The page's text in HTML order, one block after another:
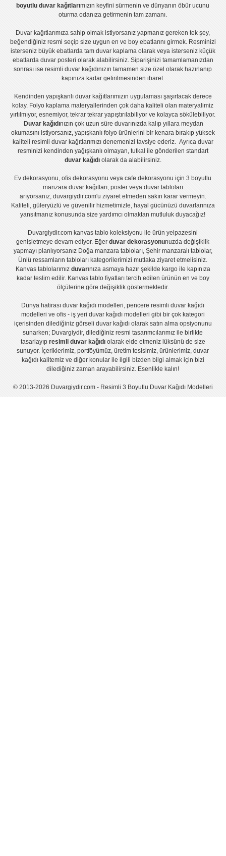
boyutlu duvar kağıtlarımızın keyfini sürmenin ve dünyanın öbür ucunu
oturma odanıza getirmenin tam zamanı.
Duvar kağıtlarımıza sahip olmak istiyorsanız yapmanız gereken tek şey,
beğendiğiniz resmi seçip size uygun en ve boy ebatlarını girmek. Resminizi
isterseniz büyük ebatlarda tam duvar kaplama olarak veya isterseniz küçük
ebatlarda duvar posteri olarak alabilirsiniz. Siparişinizi tamamlamanızdan
sonrası iseresimli duvar kağıdınızın tamamen size özel olarak hazırlanıp
kapınıza kadar getirilmesinden ibaret.
Kendinden yapışkanlı duvar kağıtlarımızın uygulamasışaşırtacak derece
kolay. Folyo kaplama materyallerinden çok daha kaliteli olanmateryalimiz
yırtılmıyor, esnemiyor, tekrar tekrar yapıştırılabiliyor ve kolayca sökülebiliyor.
Duvar kağıdınızın çok uzun süre duvarınızda kalıp yıllara meydan
okumasını istiyorsanız, yapışkanlı folyoürünlerini bir kenara bırakıp yüksek
kaliteli resimli duvar kağıtlarımızı denemenizi tavsiye ederiz. Ayrıca duvar
resminizi kendinden yağışkanlı olmayan, tutkal ile gönderilen standart
duvar kağıdıolarak da alabilirsiniz.
Ev dekorasyonu ,ofis dekorasyonu veyacafe dekorasyonu için3 boyutlu
manzara duvar kağıtları, posterveya duvar tabloları
arıyorsanız, duvargiydir.com'u ziyaret etmeden sakın karar vermeyin.
Kaliteli, güleryüzlü ve güvenilir hizmetimizle, hayal gücünüzü duvarlarınıza
yansıtmanız konusunda size yardımcı olmaktan mutluluk duyacağız!
Duvargiydir.comkanvas tablo koleksiyonu ile ürün yelpazesini
genişletmeye devam ediyor. Eğerduvar dekorasyonunuzda değişiklik
yapmayı planlıyorsanız Doğa manzara tabloları, Şehir manzaralı tablolar,
Ünlü ressamların tabloları kategorilerimizi mutlaka ziyaret etmelisiniz.
Kanvas tablolarımız duvarınıza asmaya hazır şekilde kargo ile kapınıza
kadar teslim edilir. Kanvas tablo fiyatlarıtercih edilen ürünün en ve boy
ölçülerine göre değişiklik göstermektedir.
Dünya hatirası duvar kağıdı modelleri ,pencere resimli duvar kağıdı
modelleri ve ofis - iş yeri duvar kağıdı modelleri gibi bir çok kategori
içerisinden dilediğiniz görseli duvar kağıdı olarak satın alma opsiyonunu
sunarken; Duvargiydir, dilediğiniz resmi tasarımcılarımız ile birlikte
tasarlayıp resimli duvar kağıdıolarak elde etmeniz lüksünü de size
sunuyor. İçeriklerimiz, portföyümüz, üretim tesisimiz, ürünlerimiz, duvar
kağıdı kalitemiz ve diğer konular ile ilgili bizden bilgi almak için bizi
dilediğiniz zaman arayabilirsiniz. Esenlikle kalın!
© 2013-2026 Duvargiydir.com - Resimli 3 Boyutlu Duvar Kağıdı Modelleri